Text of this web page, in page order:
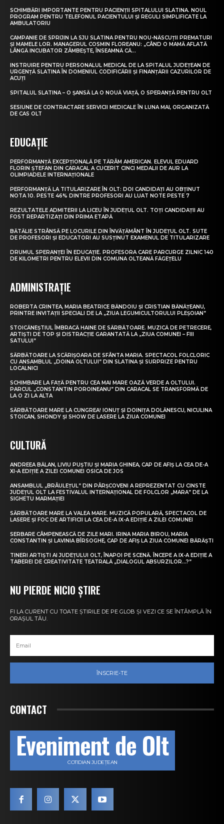
SCHIMBĂRI IMPORTANTE PENTRU PACIENȚII SPITALULUI SLATINA. NOUL
PROGRAM PENTRU TELEFONUL PACIENTULUI ȘI REGULI SIMPLIFICATE LA
AMBULATORIU
CAMPANIE DE SPRIJIN LA SJU SLATINA PENTRU NOU-NĂSCUȚII PREMATURI
ȘI MAMELE LOR. MANAGERUL COSMIN FLOREANU: „CÂND O MAMĂ AFLATĂ
LÂNGĂ INCUBATOR ZÂMBEȘTE, ÎNSEAMNĂ CĂ...
INSTRUIRE PENTRU PERSONALUL MEDICAL DE LA SPITALUL JUDEȚEAN DE
URGENȚĂ SLATINA ÎN DOMENIUL CODIFICĂRII ȘI FINANȚĂRII CAZURILOR DE
ACUȚI
SPITALUL SLATINA – O ȘANSĂ LA O NOUĂ VIAȚĂ, O SPERANȚĂ PENTRU OLT
SESIUNE DE CONTRACTARE SERVICII MEDICALE ÎN LUNA MAI, ORGANIZATĂ
DE CAS OLT
EDUCAȚIE
PERFORMANȚĂ EXCEPȚIONALĂ PE TĂRÂM AMERICAN. ELEVUL EDUARD
FLORIN ȘTEFAN DIN CARACAL A CUCERIT CINCI MEDALII DE AUR LA
OLIMPIADELE INTERNAȚIONALE
PERFORMANȚĂ LA TITULARIZARE ÎN OLT: DOI CANDIDAȚI AU OBȚINUT
NOTA 10. PESTE 46% DINTRE PROFESORI AU LUAT NOTE PESTE 7
REZULTATELE ADMITERII LA LICEU ÎN JUDEȚUL OLT. TOȚI CANDIDAȚII AU
FOST REPARTIZAȚI DIN PRIMA ETAPĂ
BĂTĂLIE STRÂNSĂ PE LOCURILE DIN ÎNVĂȚĂMÂNT ÎN JUDEȚUL OLT. SUTE
DE PROFESORI ȘI EDUCATORI AU SUSȚINUT EXAMENUL DE TITULARIZARE
DRUMUL SPERANȚEI ÎN EDUCAȚIE. PROFESORA CARE PARCURGE ZILNIC 140
DE KILOMETRI PENTRU ELEVII DIN COMUNA OLTEANĂ FĂGEȚELU
ADMINISTRAȚIE
ROBERTA CRINTEA, MARIA BEATRICE BĂNDOIU ȘI CRISTIAN BĂNĂȚEANU,
PRINTRE INVITAȚII SPECIALI DE LA „ZIUA LEGUMICULTORULUI PLEȘOIAN”
STOICĂNEȘTIUL ÎMBRACĂ HAINE DE SĂRBĂTOARE. MUZICĂ DE PETRECERE,
ARTIȘTI DE TOP ȘI DISTRACȚIE GARANTATĂ LA „ZIUA COMUNEI – FIII
SATULUI”
SĂRBĂTOARE LA SCĂRIȘOARA DE SFÂNTA MARIA. SPECTACOL FOLCLORIC
CU ANSAMBLUL „DOINA OLTULUI” DIN SLATINA ȘI SURPRIZE PENTRU
LOCALNICI
SCHIMBARE LA FAȚĂ PENTRU CEA MAI MARE OAZĂ VERDE A OLTULUI.
PARCUL „CONSTANTIN POROINEANU” DIN CARACAL SE TRANSFORMĂ DE
LA O ZI LA ALTA
SĂRBĂTOARE MARE LA CUNGREA! IONUȚ ȘI DOINIȚA DOLĂNESCU, NICULINA
STOICAN, SHONDY ȘI SHOW DE LASERE LA ZIUA COMUNEI
CULTURĂ
ANDREEA BĂLAN, LIVIU PUȘTIU ȘI MARIA GHINEA, CAP DE AFIȘ LA CEA DE-A
XI-A EDIȚIE A ZILEI COMUNEI OSICA DE JOS
ANSAMBLUL „BRÂULEȚUL” DIN PÂRȘCOVENI A REPREZENTAT CU CINSTE
JUDEȚUL OLT LA FESTIVALUL INTERNAȚIONAL DE FOLCLOR „MARA” DE LA
SIGHETU MARMAȚIEI
SĂRBĂTOARE MARE LA VALEA MARE. MUZICĂ POPULARĂ, SPECTACOL DE
LASERE ȘI FOC DE ARTIFICII LA CEA DE-A IX-A EDIȚIE A ZILEI COMUNEI
SERBARE CÂMPENEASCĂ DE ZILE MARI. IRINA MARIA BIROU, MARIA
CONSTANTIN ȘI LAVINIA BÎRSOGHE, CAP DE AFIȘ LA ZIUA COMUNEI BĂRĂȘTI
TINERI ARTIȘTI AI JUDEȚULUI OLT, ÎNAPOI PE SCENĂ. ÎNCEPE A IX-A EDIȚIE A
TABEREI DE CREATIVITATE TEATRALĂ „DIALOGUL ABSURZILOR…?”
NU PIERDE NICIO ȘTIRE
FI LA CURENT CU TOATE ȘTIRILE DE PE GLOB ȘI VEZI CE SE ÎNTÂMPLĂ ÎN
ORAȘUL TĂU.
ÎNSCRIE-TE
CONTACT
Eveniment de Olt
COTIDIAN JUDEȚEAN